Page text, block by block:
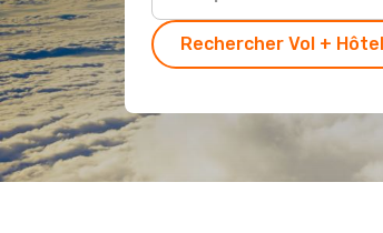
Rechercher Vol + Hôtel